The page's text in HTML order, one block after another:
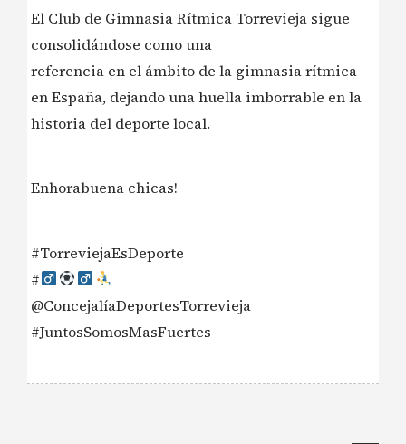
El Club de Gimnasia Rítmica Torrevieja sigue
consolidándose como una
referencia en el ámbito de la gimnasia rítmica
en España, dejando una huella imborrable en la
historia del deporte local.
Enhorabuena chicas!
#TorreviejaEsDeporte
#‍
@ConcejalíaDeportesTorrevieja
#JuntosSomosMasFuertes